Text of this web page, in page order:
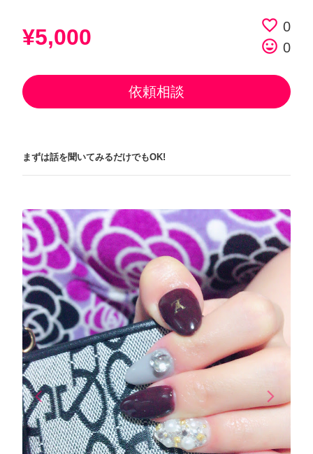
¥5,000 favorite_border 0
tag_faces 0
依頼相談
まずは話を聞いてみるだけでもOK!
arrow_back_iosPrevious arrow_forward_iosNext